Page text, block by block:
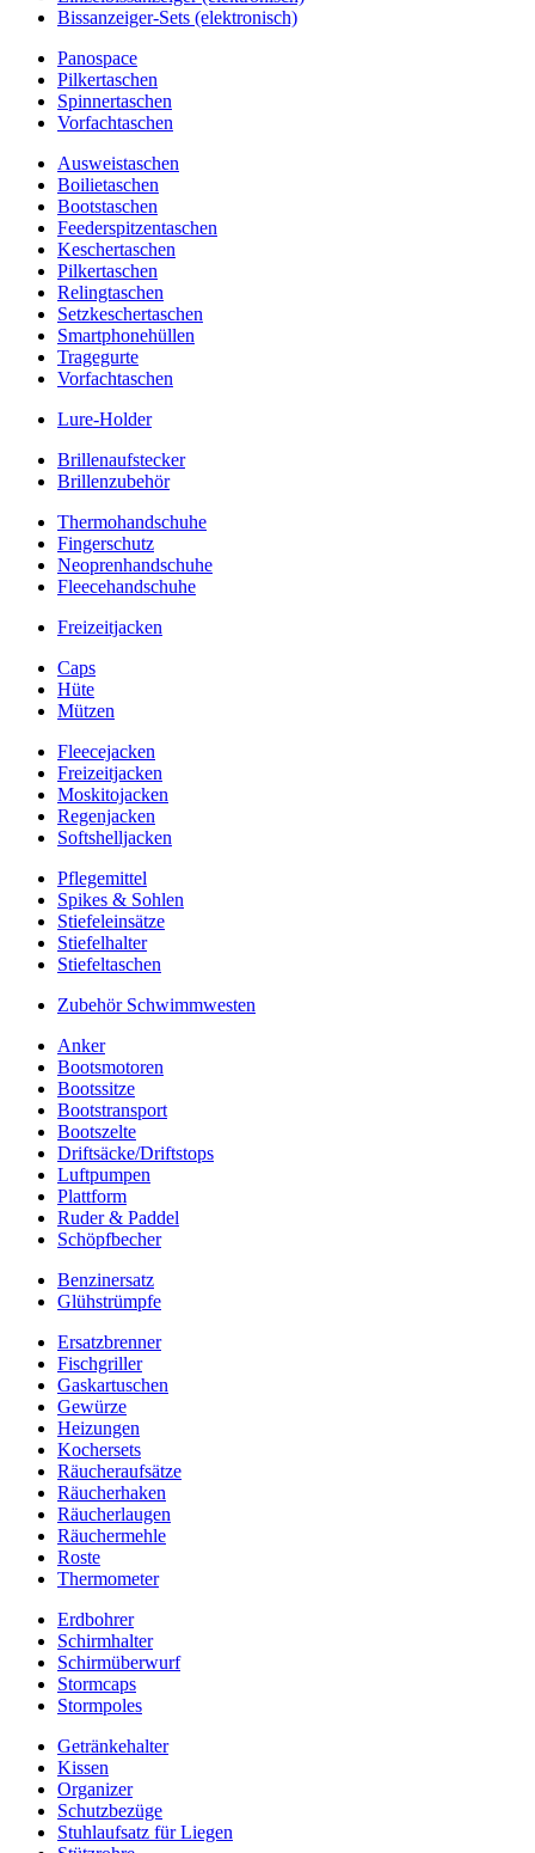
Bissanzeiger-Sets (elektronisch)
Panospace
Pilkertaschen
Spinnertaschen
Vorfachtaschen
Ausweistaschen
Boilietaschen
Bootstaschen
Feederspitzentaschen
Keschertaschen
Pilkertaschen
Relingtaschen
Setzkeschertaschen
Smartphonehüllen
Tragegurte
Vorfachtaschen
Lure-Holder
Brillenaufstecker
Brillenzubehör
Thermohandschuhe
Fingerschutz
Neoprenhandschuhe
Fleecehandschuhe
Freizeitjacken
Caps
Hüte
Mützen
Fleecejacken
Freizeitjacken
Moskitojacken
Regenjacken
Softshelljacken
Pflegemittel
Spikes & Sohlen
Stiefeleinsätze
Stiefelhalter
Stiefeltaschen
Zubehör Schwimmwesten
Anker
Bootsmotoren
Bootssitze
Bootstransport
Bootszelte
Driftsäcke/Driftstops
Luftpumpen
Plattform
Ruder & Paddel
Schöpfbecher
Benzinersatz
Glühstrümpfe
Ersatzbrenner
Fischgriller
Gaskartuschen
Gewürze
Heizungen
Kochersets
Räucheraufsätze
Räucherhaken
Räucherlaugen
Räuchermehle
Roste
Thermometer
Erdbohrer
Schirmhalter
Schirmüberwurf
Stormcaps
Stormpoles
Getränkehalter
Kissen
Organizer
Schutzbezüge
Stuhlaufsatz für Liegen